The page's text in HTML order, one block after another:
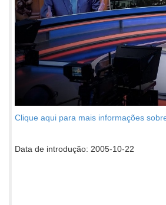
Clique aqui para mais informações
Data de introdução: 2005-10-22